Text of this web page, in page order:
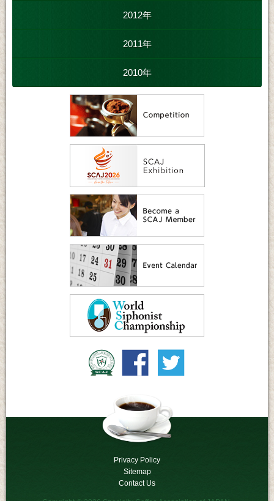
2012年
2011年
2010年
Privacy Policy
Sitemap
Contact Us